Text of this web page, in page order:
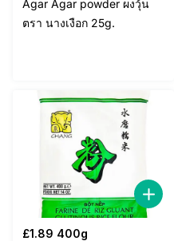
Agar Agar powder ผงวุ้น
ตรา นางเงือก 25g.
£1.89 400g